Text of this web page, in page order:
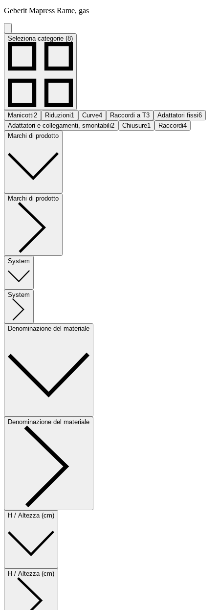
Geberit Mapress Rame, gas
Seleziona categorie (8)
Manicotti2 Riduzioni1 Curve4 Raccordi a T3 Adattatori fissi6
Adattatori e collegamenti, smontabili2 Chiusure1 Raccordi4
Marchi di prodotto
Marchi di prodotto
System
System
Denominazione del materiale
Denominazione del materiale
H / Altezza (cm)
H / Altezza (cm)